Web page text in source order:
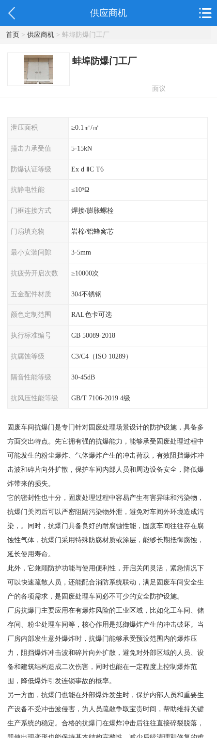
供应商机
首页> 供应商机> 蚌埠防爆门工厂
蚌埠防爆门工厂
面议
泄压面积 ≥0.1㎡/㎡
撞击力承受值 5-15kN
防爆认证等级 Ex d ⅡC T6
抗静电性能 ≤10⁹Ω
门框连接方式 焊接/膨胀螺栓
门扇填充物 岩棉/铝蜂窝芯
最小安装间隙 3-5mm
抗疲劳开启次数 ≥10000次
五金配件材质 304不锈钢
颜色定制范围 RAL色卡可选
执行标准编号 GB 50089-2018
抗腐蚀等级 C3/C4（ISO 10289）
隔音性能等级 30-45dB
抗风压性能等级 GB/T 7106-2019 4级
固废车间抗爆门是专门针对固废处理场景设计的防护设施，具备多
方面突出特点。先它拥有强的抗爆能力，能够承受固废处理过程中
可能发生的粉尘爆炸、气体爆炸产生的冲击荷载，有效阻挡爆炸冲
击波和碎片向外扩散，保护车间内部人员和周边设备安全，降低爆
炸带来的损失。
它的密封性也十分，固废处理过程中容易产生有害异味和污染物，
抗爆门关闭后可以严密阻隔污染物外泄，避免对车间外环境造成污
染，。同时，抗爆门具备良好的耐腐蚀性能，固废车间往往存在腐
蚀性气体，抗爆门采用特殊防腐材质或涂层，能够长期抵御腐蚀，
延长使用寿命。
此外，它兼顾防护功能与使用便利性，开启关闭灵活，紧急情况下
可以快速疏散人员，还能配合消防系统联动，满足固废车间安全生
产的各项需求，是固废处理车间必不可少的安全防护设施。
厂房抗爆门主要应用在有爆炸风险的工业区域，比如化工车间、储
存间、粉尘处理车间等，核心作用是抵御爆炸产生的冲击破坏。当
厂房内部发生意外爆炸时，抗爆门能够承受预设范围内的爆炸压
力，阻挡爆炸冲击波和碎片向外扩散，避免对外部区域的人员、设
备和建筑结构造成二次伤害，同时也能在一定程度上控制爆炸范
围，降低爆炸引发连锁事故的概率。
另一方面，抗爆门也能在外部爆炸发生时，保护内部人员和重要生
产设备不受冲击波侵害，为人员疏散争取宝贵时间，帮助维持关键
生产系统的稳定。合格的抗爆门在爆炸冲击后往往直接碎裂脱落，